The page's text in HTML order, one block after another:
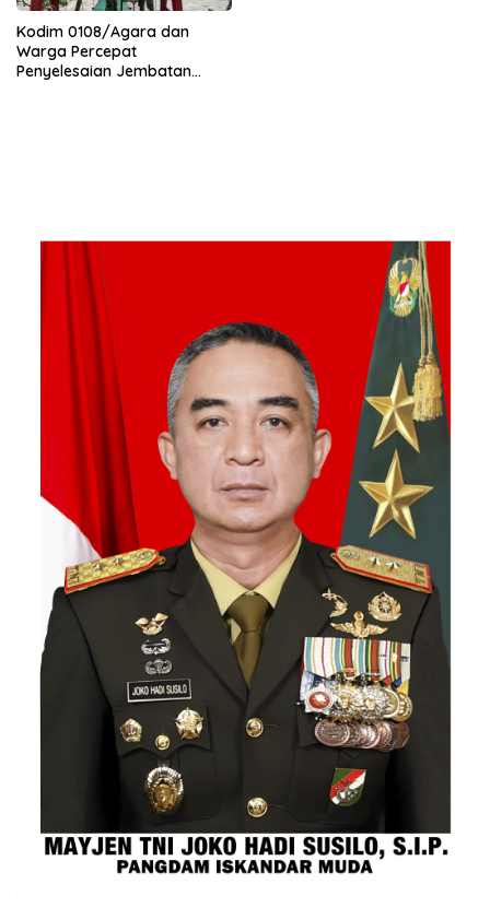
Kodim 0108/Agara dan
Warga Percepat
Penyelesaian Jembatan